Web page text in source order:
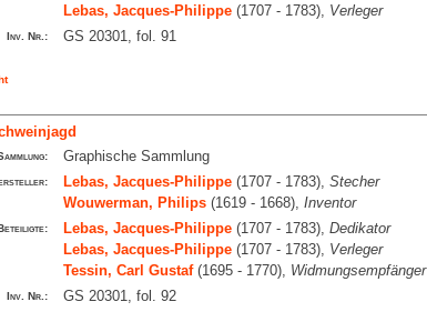
Lebas, Jacques-Philippe(1707 - 1783), Verleger
Inv. Nr.: GS 20301, fol. 91
Graphische Sammlung
Lebas, Jacques-Philippe(1707 - 1783), Stecher
Wouwerman, Philips(1619 - 1668), Inventor
Lebas, Jacques-Philippe(1707 - 1783), Dedikator
Lebas, Jacques-Philippe(1707 - 1783), Verleger
Tessin, Carl Gustaf(1695 - 1770), Widmungsempfänger
Inv. Nr.: GS 20301, fol. 92